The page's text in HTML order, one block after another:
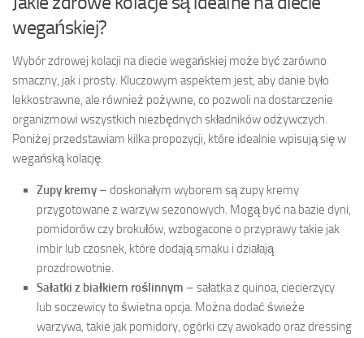
wegańskiej?
Wybór zdrowej kolacji na diecie wegańskiej może być zarówno
smaczny, jak i prosty. Kluczowym aspektem jest, aby danie było
lekkostrawne, ale również pożywne, co pozwoli na dostarczenie
organizmowi wszystkich niezbędnych składników odżywczych.
Poniżej przedstawiam kilka propozycji, które idealnie wpisują się w
wegańską kolację.
Zupy kremy – doskonałym wyborem są zupy kremy
przygotowane z warzyw sezonowych. Mogą być na bazie dyni,
pomidorów czy brokułów, wzbogacone o przyprawy takie jak
imbir lub czosnek, które dodają smaku i działają
prozdrowotnie.
Sałatki z białkiem roślinnym – sałatka z quinoa, ciecierzycy
lub soczewicy to świetna opcja. Można dodać świeże
warzywa, takie jak pomidory, ogórki czy awokado oraz dressing